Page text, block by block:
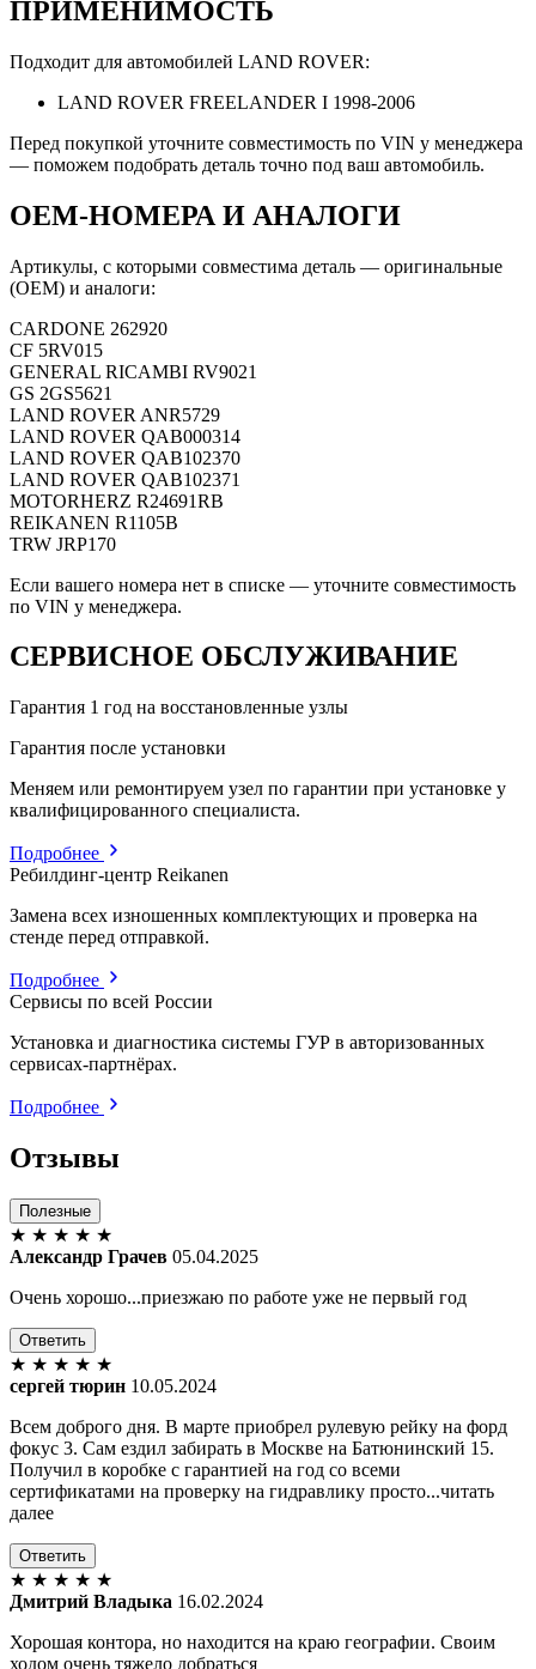
ПРИМЕНИМОСТЬ
Подходит для автомобилей LAND ROVER:
LAND ROVER FREELANDER I 1998-2006
Перед покупкой уточните совместимость по VIN у менеджера
— поможем подобрать деталь точно под ваш автомобиль.
OEM-НОМЕРА И АНАЛОГИ
Артикулы, с которыми совместима деталь — оригинальные
(OEM) и аналоги:
CARDONE 262920
CF 5RV015
GENERAL RICAMBI RV9021
GS 2GS5621
LAND ROVER ANR5729
LAND ROVER QAB000314
LAND ROVER QAB102370
LAND ROVER QAB102371
MOTORHERZ R24691RB
REIKANEN R1105B
TRW JRP170
Если вашего номера нет в списке — уточните совместимость
по VIN у менеджера.
СЕРВИСНОЕ ОБСЛУЖИВАНИЕ
Гарантия 1 год на восстановленные узлы
Гарантия после установки
Меняем или ремонтируем узел по гарантии при установке у
квалифицированного специалиста.
Подробнее
Ребилдинг-центр Reikanen
Замена всех изношенных комплектующих и проверка на
стенде перед отправкой.
Подробнее
Сервисы по всей России
Установка и диагностика системы ГУР в авторизованных
сервисах-партнёрах.
Подробнее
Отзывы
Полезные
★ ★ ★ ★ ★
Александр Грачев 05.04.2025
Очень хорошо...приезжаю по работе уже не первый год
Ответить
★ ★ ★ ★ ★
сергей тюрин 10.05.2024
Всем доброго дня. В марте приобрел рулевую рейку на форд
фокус 3. Сам ездил забирать в Москве на Батюнинский 15.
Получил в коробке с гарантией на год со всеми
сертификатами на проверку на гидравлику просто...читать
далее
Ответить
★ ★ ★ ★ ★
Дмитрий Владыка 16.02.2024
Хорошая контора, но находится на краю географии. Своим
ходом очень тяжело добраться